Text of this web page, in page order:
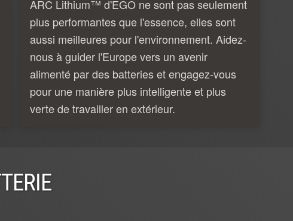
ARC Lithium™ d'EGO ne sont pas seulement
plus performantes que l'essence, elles sont
aussi meilleures pour l'environnement. Aidez-
nous à guider l'Europe vers un avenir
alimenté par des batteries et engagez-vous
pour une manière plus intelligente et plus
verte de travailler en extérieur.